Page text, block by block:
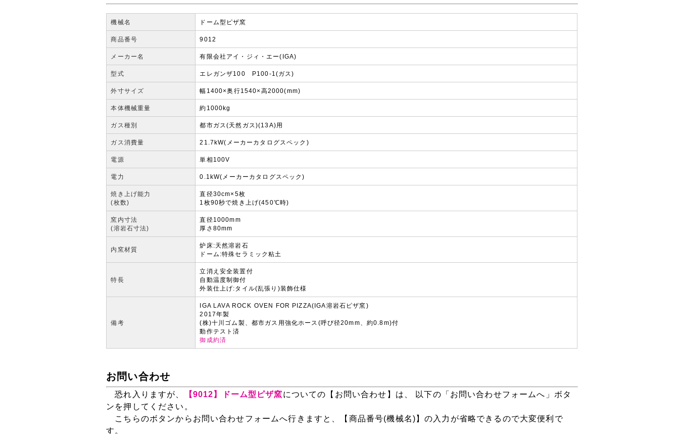
機械名 ドーム型ピザ窯
商品番号 9012
メーカー名 有限会社アイ・ジィ・エー(IGA)
型式 エレガンザ100 P100-1(ガス)
外寸サイズ 幅1400×奥行1540×高2000(mm)
本体機械重量 約1000kg
ガス種別 都市ガス(天然ガス)(13A)用
ガス消費量 21.7kW(メーカーカタログスペック)
電源 単相100V
電力 0.1kW(メーカーカタログスペック)
焼き上げ能力
(枚数)
直径30cm×5枚
1枚90秒で焼き上げ(450℃時)
窯内寸法
(溶岩石寸法)
直径1000mm
厚さ80mm
内窯材質
炉床:天然溶岩石
ドーム:特殊セラミック粘土
特長
立消え安全装置付
自動温度制御付
外装仕上げ:タイル(乱張り)装飾仕様
備考
IGA LAVA ROCK OVEN FOR PIZZA(IGA溶岩石ピザ窯)
2017年製
(株)十川ゴム製、都市ガス用強化ホース(呼び径20mm、約0.8m)付
動作テスト済
御成約済
お問い合わせ
恐れ入りますが、 【9012】ドーム型ピザ窯についての【お問い合わせ】は、 以下の「お問い合わせフォームへ」ボタ
ンを押してください。
こちらのボタンからお問い合わせフォームへ行きますと、【商品番号(機械名)】の入力が省略できるので大変便利で
す。